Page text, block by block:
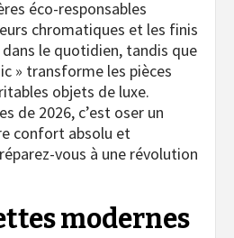
éco-responsables
chromatiques et les finis
le quotidien, tandis que
» transforme les pièces
objets de luxe.
de 2026, c’est oser un
confort absolu et
vous à une révolution
modernes